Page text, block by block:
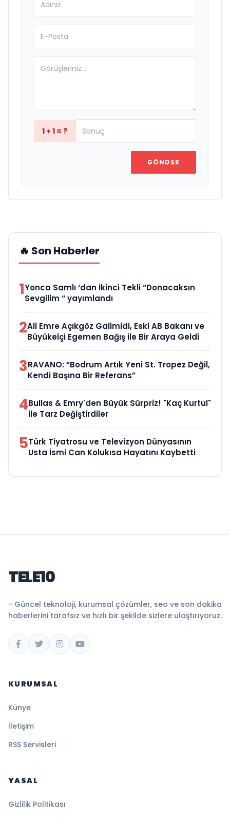
1 + 1 = ?
GÖNDER
🔥 Son Haberler
1Yonca Samlı ‘dan İkinci Tekli “Donacaksın
Sevgilim “ yayımlandı
2Ali Emre Açıkgöz Galimidi, Eski AB Bakanı ve
Büyükelçi Egemen Bağış ile Bir Araya Geldi
3RAVANO: “Bodrum Artık Yeni St. Tropez Değil,
Kendi Başına Bir Referans”
4Bullas & Emry'den Büyük Sürpriz! "Kaç Kurtul"
ile Tarz Değiştirdiler
5Türk Tiyatrosu ve Televizyon Dünyasının
Usta İsmi Can Kolukısa Hayatını Kaybetti
TELE10
- Güncel teknoloji, kurumsal çözümler, seo ve son dakika
haberlerini tarafsız ve hızlı bir şekilde sizlere ulaştırıyoruz.
KURUMSAL
Künye
İletişim
RSS Servisleri
YASAL
Gizlilik Politikası